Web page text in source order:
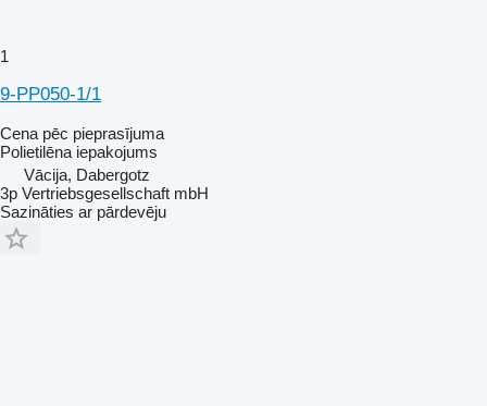
1
9-PP050-1/1
Cena pēc pieprasījuma
Polietilēna iepakojums
Vācija, Dabergotz
3p Vertriebsgesellschaft mbH
Sazināties ar pārdevēju